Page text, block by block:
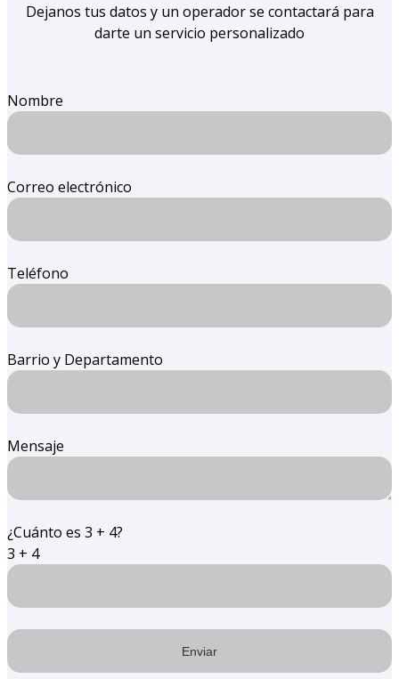
Dejanos tus datos y un operador se contactará para
darte un servicio personalizado
Nombre
Correo electrónico
Teléfono
Barrio y Departamento
Mensaje
¿Cuánto es 3 + 4?
3 + 4